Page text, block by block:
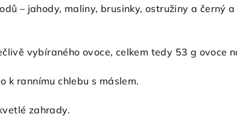
– jahody, maliny, brusinky, ostružiny a černý
vybíraného ovoce, celkem tedy 53 g ovoce
k rannímu chlebu s máslem.
zahrady.